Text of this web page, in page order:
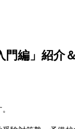
編」紹介